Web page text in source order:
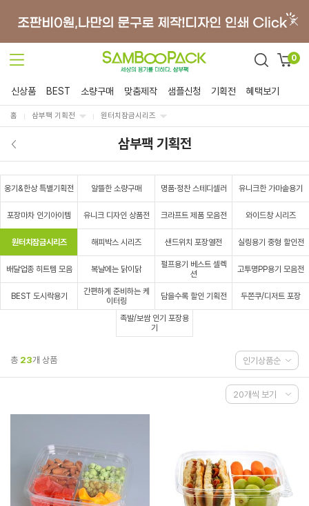
0
신상품 BEST 소량구매 맞춤제작 샘플신청 기획전 혜택보기
홈 삼부팩 기획전 원터치잠금시리즈
삼부팩 기획전
옹기&한상 특별기획전 알뜰한 소량구매 명품·정찬 스테디셀러 유니크한 가마솥용기
포장마차 인기아이템 유니크 디자인 상품전 크라프트 제품 모음전 와이드창 시리즈
원터치잠금시리즈 해피박스 시리즈 샌드위치 포장열전 실링용기 중형 할인전
배달업종 히트템 모음 복날에는 닭이닭
펄프용기 베스트 셀렉
션
고투명PP용기 모음전
BEST 도시락용기
간편하게 준비하는 케
이터링
담을수록 할인 기획전 두쫀쿠/디저트 포장
족발/보쌈 인기 포장용
기
총 23개 상품